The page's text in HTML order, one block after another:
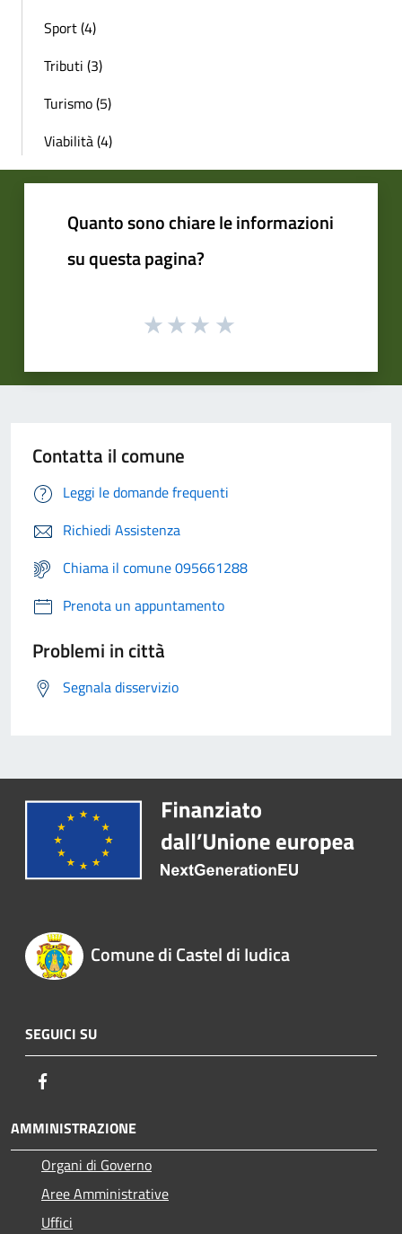
Sport (4)
Tributi (3)
Turismo (5)
Viabilità (4)
Quanto sono chiare le informazioni
su questa pagina?
Contatta il comune
Leggi le domande frequenti
Richiedi Assistenza
Chiama il comune 095661288
Prenota un appuntamento
Problemi in città
Segnala disservizio
Comune di Castel di Iudica
SEGUICI SU
AMMINISTRAZIONE
Organi di Governo
Aree Amministrative
Uffici